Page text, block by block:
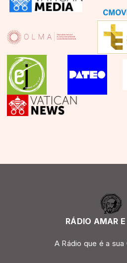
RÁDIO AMAR E
A Rádio que é a sua